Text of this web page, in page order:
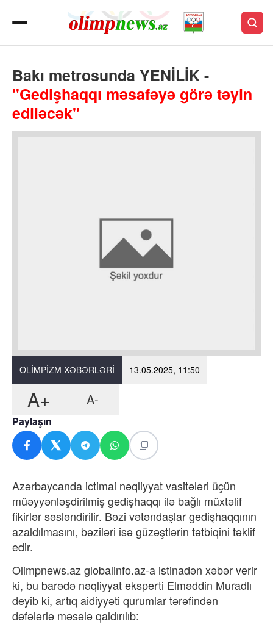
Bakı metrosunda YENİLİK -
"Gedişhaqqı məsafəyə görə təyin
ediləcək"
OLIMPIZM XƏBƏRLƏRI 13.05.2025, 11:50
A+ A-
Paylaşın
Azərbaycanda ictimai nəqliyyat vasitələri üçün
müəyyənləşdirilmiş gedişhaqqı ilə bağlı müxtəlif
fikirlər səsləndirilir. Bəzi vətəndaşlar gedişhaqqının
azaldılmasını, bəziləri isə güzəştlərin tətbiqini təklif
edir.
Olimpnews.az globalinfo.az-a istinadən xəbər verir
ki, bu barədə nəqliyyat eksperti Elməddin Muradlı
deyib ki, artıq aidiyyəti qurumlar tərəfindən
dəfələrlə məsələ qaldırılıb: